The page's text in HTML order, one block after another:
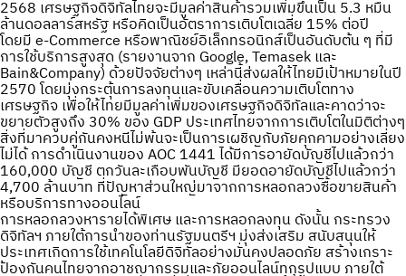
2568 เศรษฐกิจดิจิทัลไทยจะมีมูลค่าสินค้ารวมเพิ่มขึ้นเป็น 5.3 หมื่น
ล้านดอลลาร์สหรัฐ หรือคิดเป็นอัตราการเติบโตเฉลี่ย 15% ต่อปี
โดยมี e-Commerce หรือพาณิชย์อิเล็กทรอนิกส์เป็นอันดับต้น ๆ ที่มี
การใช้บริการสูงสุด (รายงานจาก Google, Temasek และ
Bain&Company) ด้วยปัจจัยต่างๆ เหล่านี้ส่งผลให้ไทยมีเป้าหมายในปี
2570 โดยมุ่งกระตุ้นการลงทุนและขับเคลื่อนความเติบโตทาง
เศรษฐกิจ เพื่อให้ไทยมีมูลค่าเพิ่มของเศรษฐกิจดิจิทัลและคาดว่าจะ
ขยายตัวสูงถึง 30% ของ GDP ประเทศไทยจากการเติบโตในมิติต่างๆ
สิ่งที่มาควบคู่กันคงหนีไม่พ้นจะเป็นการเผชิญกับภัยคุกคามอย่างเลี่ยง
ไม่ได้ การดำเนินงานของ AOC 1441 ได้มีการอายัดบัญชีไปแล้วกว่า
160,000 บัญชี ตกวันละเกือบพันบัญชี มียอดอายัดบัญชีไปแล้วกว่า
4,700 ล้านบาท ที่ปัญหาส่วนใหญ่มาจากการหลอกลวงซื้อขายสินค้า
หรือบริการทางออนไลน์
การหลอกลวงหารายได้พิเศษ และการหลอกลงทุน ดังนั้น กระทรวง
ดิจิทัลฯ ภายใต้การนำของท่านรัฐมนตรีฯ มุ่งส่งเสริม สนับสนุนให้
ประเทศเกิดการใช้เทคโนโลยีดิจิทัลอย่างมั่นคงปลอดภัย สร้างเกราะ
ป้องกันคนไทยจากอาชญากรรมและภัยออนไลน์ทุกรูปแบบ ภายใต้